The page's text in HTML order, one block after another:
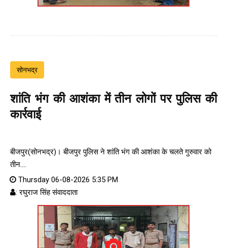
सोनभद्र
शांति भंग की आशंका में तीन लोगों पर पुलिस की
कार्रवाई
बीजपुर(सोनभद्र)। बीजपुर पुलिस ने शांति भंग की आशंका के चलते गुरुवार को
तीन....
Thursday 06-08-2026 5:35 PM
: रघुराज सिंह संवाददाता